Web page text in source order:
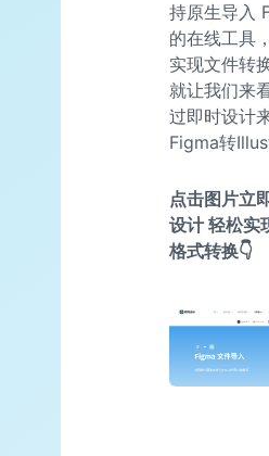
持原生导入
的在线工具
实现文件转
就让我们来
过即时设计
Figma转
点击图片立
设计 轻松实
格式转换👇